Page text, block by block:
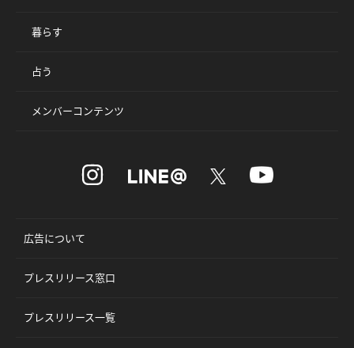
暮らす
占う
メンバーコンテンツ
広告について
プレスリリース窓口
プレスリリース一覧